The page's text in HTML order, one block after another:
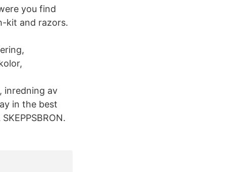
you find
kit and razors.
inredning av
in the best